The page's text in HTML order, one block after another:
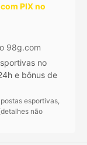
PIX no
98g.com
no
e bônus de
esportivas,
não